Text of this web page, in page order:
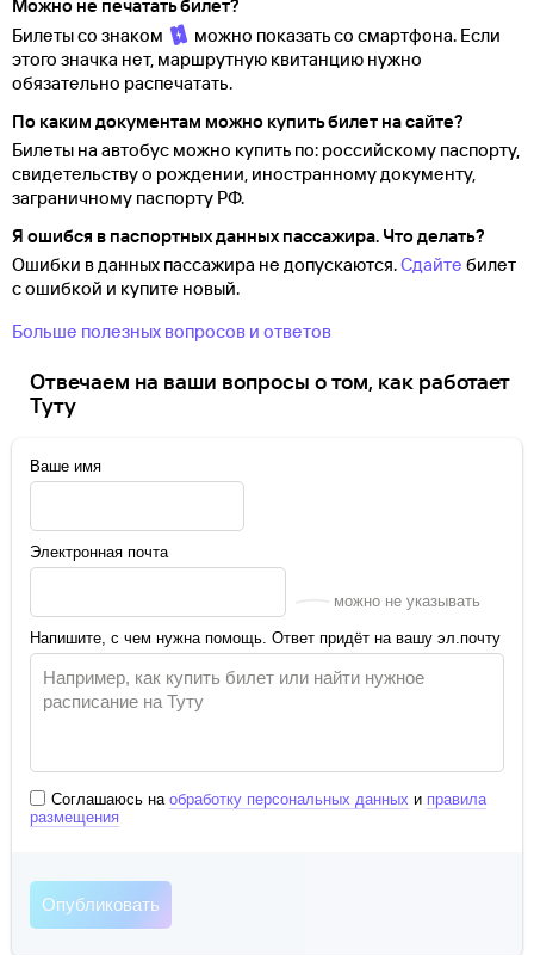
Можно не печатать билет?
Билеты со знаком
можно показать со смартфона. Если
этого значка нет, маршрутную квитанцию нужно
обязательно распечатать.
По каким документам можно купить билет на сайте?
Билеты на автобус можно купить по: российскому паспорту,
свидетельству о рождении, иностранному документу,
заграничному паспорту РФ.
Я ошибся в паспортных данных пассажира. Что делать?
Ошибки в данных пассажира не допускаются.Сдайте билет
с ошибкой и купите новый.
Больше полезных вопросов и ответов
Отвечаем на ваши вопросы о том, как работает
Туту
Ваше имя
Электронная почта
можно не указывать
Напишите, с чем нужна помощь. Ответ придёт на вашу эл.почту
Соглашаюсь на обработку персональных данных и правила
размещения